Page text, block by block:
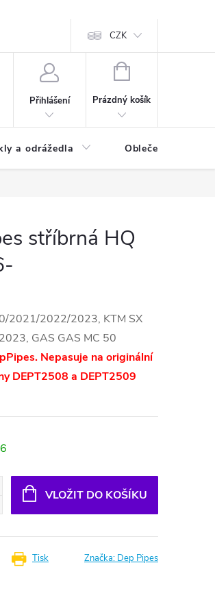
CZK
Přihlášení
NÁKUPNÍ
Prázdný košík
a odrážedla Oblečení a
stříbrná HQ
2021/2022/2023, KTM SX
GAS GAS MC 50
Nepasuje na originální
DEPT2508 a DEPT2509
VLOŽIT DO KOŠÍKU
Tisk Značka: Dep Pipes